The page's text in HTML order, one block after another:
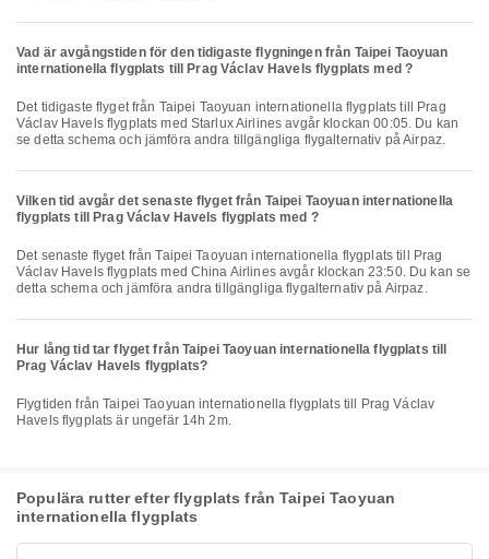
Vad är avgångstiden för den tidigaste flygningen från Taipei Taoyuan
internationella flygplats till Prag Václav Havels flygplats med ?
Det tidigaste flyget från Taipei Taoyuan internationella flygplats till Prag
Václav Havels flygplats med Starlux Airlines avgår klockan 00:05. Du kan
se detta schema och jämföra andra tillgängliga flygalternativ på Airpaz.
Vilken tid avgår det senaste flyget från Taipei Taoyuan internationella
flygplats till Prag Václav Havels flygplats med ?
Det senaste flyget från Taipei Taoyuan internationella flygplats till Prag
Václav Havels flygplats med China Airlines avgår klockan 23:50. Du kan se
detta schema och jämföra andra tillgängliga flygalternativ på Airpaz.
Hur lång tid tar flyget från Taipei Taoyuan internationella flygplats till
Prag Václav Havels flygplats?
Flygtiden från Taipei Taoyuan internationella flygplats till Prag Václav
Havels flygplats är ungefär 14h 2m.
Populära rutter efter flygplats från Taipei Taoyuan
internationella flygplats